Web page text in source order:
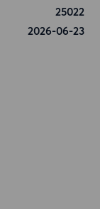
25022
2026-06-23